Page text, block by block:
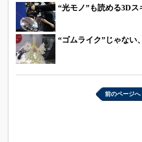
“光モノ”も読める3D
“ゴムライク”じゃない
前のページへ